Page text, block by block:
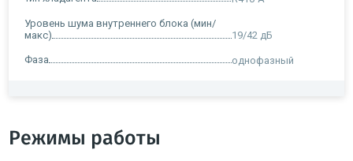
Уровень шума внутреннего блока (мин/
макс)
19/42 дБ
Фаза однофазный
Режимы работы